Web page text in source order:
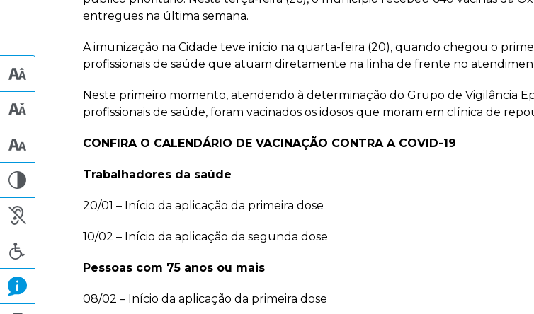
entregues na última semana.
A imunização na Cidade teve início na quarta-feira (20), quando chegou o
profissionais de saúde que atuam diretamente na linha de frente no
Neste primeiro momento, atendendo à determinação do Grupo de Vigilância
profissionais de saúde, foram vacinados os idosos que moram em clínica de
CONFIRA O CALENDÁRIO DE VACINAÇÃO CONTRA A COVID-19
Trabalhadores da saúde
20/01 – Início da aplicação da primeira dose
10/02 – Início da aplicação da segunda dose
Pessoas com 75 anos ou mais
08/02 – Início da aplicação da primeira dose